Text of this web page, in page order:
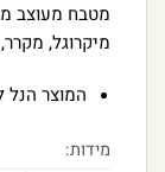
מטבח מעוצב
מיקרוגל,
המוצר הנל
מידות: